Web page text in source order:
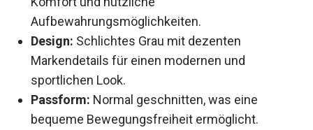
Aufbewahrungsmöglichkeiten.
Design: Schlichtes Grau mit dezenten
Markendetails für einen modernen und
sportlichen Look.
Passform:Normal geschnitten, was eine
bequeme Bewegungsfreiheit ermöglicht.